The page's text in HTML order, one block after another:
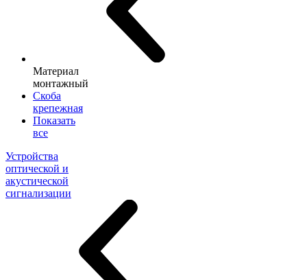
Материал
монтажный
Скоба
крепежная
Показать
все
Устройства
оптической и
акустической
сигнализации